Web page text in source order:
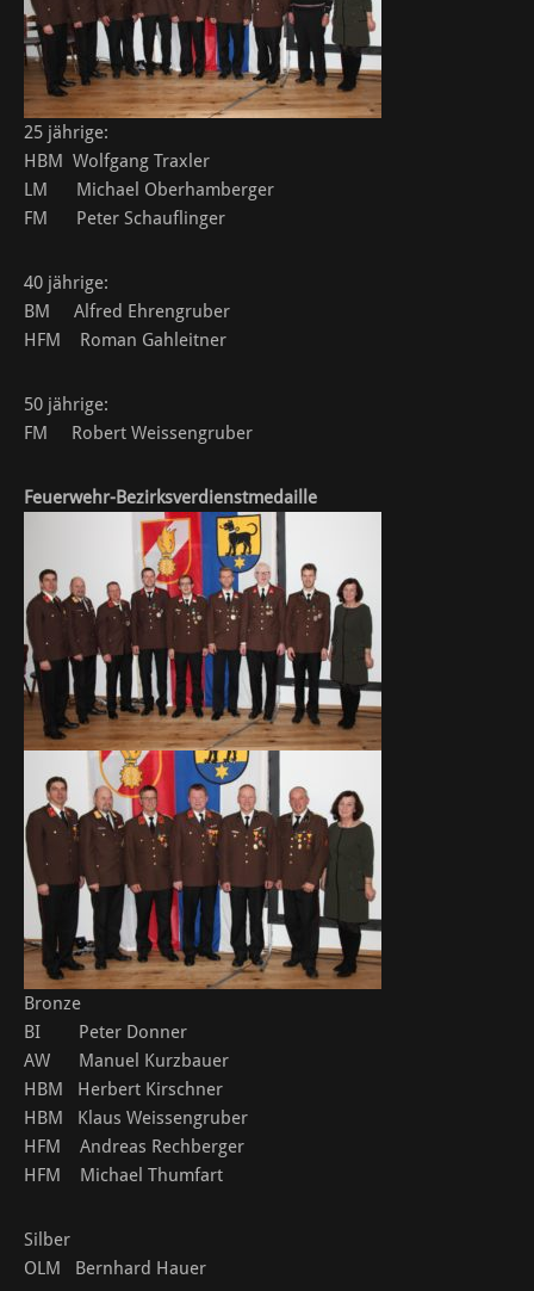
25 jährige:
HBM Wolfgang Traxler
LM Michael Oberhamberger
FM Peter Schauflinger
40 jährige:
BM Alfred Ehrengruber
HFM Roman Gahleitner
50 jährige:
FM Robert Weissengruber
Feuerwehr-Bezirksverdienstmedaille
Bronze
BI Peter Donner
AW Manuel Kurzbauer
HBM Herbert Kirschner
HBM Klaus Weissengruber
HFM Andreas Rechberger
HFM Michael Thumfart
Silber
OLM Bernhard Hauer